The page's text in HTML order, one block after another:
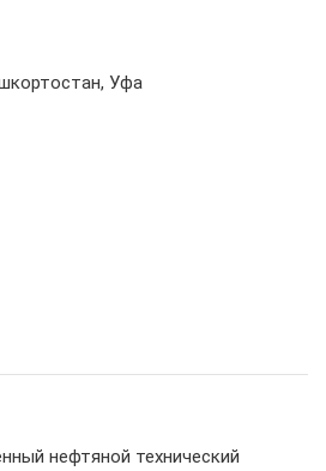
Уфа
нефтяной технический